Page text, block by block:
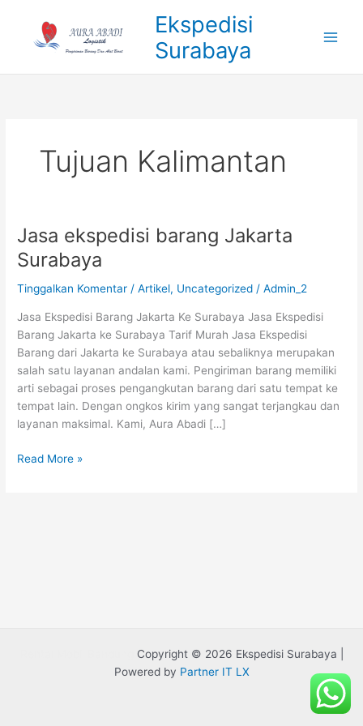
konten
Ekspedisi
Surabaya
Tujuan Kalimantan
Jasa ekspedisi barang Jakarta
Surabaya
Tinggalkan Komentar /Artikel, Uncategorized /Admin_2
Jasa Ekspedisi Barang Jakarta Ke Surabaya Jasa Ekspedisi
Barang Jakarta ke Surabaya Tarif Murah Jasa Ekspedisi
Barang dari Jakarta ke Surabaya atau sebaliknya merupakan
salah satu layanan andalan kami. Pengiriman barang memiliki
arti sebagai proses pengangkutan barang dari satu tempat ke
tempat lain. Dengan ongkos kirim yang sangat terjangkau dan
layanan maksimal. Kami, Aura Abadi […]
Jasa
ekspedisi
barang
Jakarta
Read More »
Copyright © 2026 Ekspedisi Surabaya |
Powered by Partner IT LX